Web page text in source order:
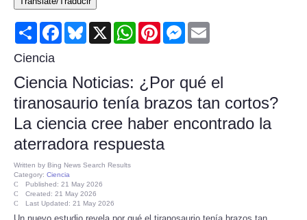
Consumer
Consumer Affairs Recalls
Food & Drug Recalls
Product Safety News
Health
Share FacebookBluesky
X WhatsAppPinterestMessenger
Ciencia
Ciencia Noticias: ¿Por qué el
tiranosaurio tenía brazos tan cortos?
La ciencia cree haber encontrado la
aterradora respuesta
Written by Bing News Search Results
Category: Ciencia
Published: 21 May 2026
Created: 21 May 2026
Last Updated: 21 May 2026